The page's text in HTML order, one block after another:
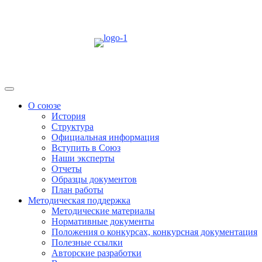
Menu
О союзе
История
Структура
Официальная информация
Вступить в Союз
Наши эксперты
Отчеты
Образцы документов
План работы
Методическая поддержка
Методические материалы
Нормативные документы
Положения о конкурсах, конкурсная документация
Полезные ссылки
Авторские разработки